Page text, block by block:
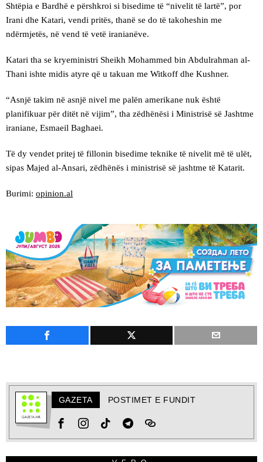
Shtëpia e Bardhë e përshkroi si bisedime të “nivelit të lartë”, por
Irani dhe Katari, vendi pritës, thanë se do të takoheshin me
ndërmjetës, në vend të vetë iranianëve.
Katari tha se kryeministri Sheikh Mohammed bin Abdulrahman al-
Thani ishte midis atyre që u takuan me Witkoff dhe Kushner.
“Asnjë takim në asnjë nivel me palën amerikane nuk është
planifikuar për ditët në vijim”, tha zëdhënësi i Ministrisë së Jashtme
iraniane, Esmaeil Baghaei.
Të dy vendet pritej të fillonin bisedime teknike të nivelit më të ulët,
sipas Majed al-Ansari, zëdhënës i ministrisë së jashtme të Katarit.
Burimi: opinion.al
GAZETA POSTIMET E FUNDIT